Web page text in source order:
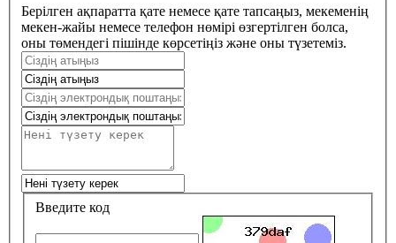
Берілген ақпаратта қате немесе қате тапсаңыз, мекеменің
мекен-жайы немесе телефон нөмірі өзгертілген болса,
оны төмендегі пішінде көрсетіңіз және оны түзетеміз.
Введите код